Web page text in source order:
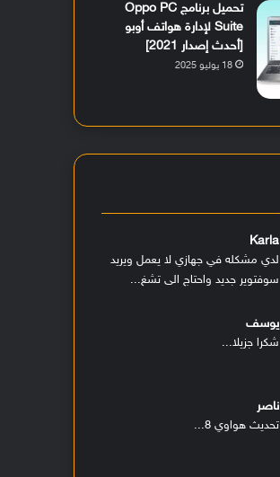
تحميل برنامج Oppo PC
Suite لإدارة هواتف أوبو
[أحدث إصدار 2021]
18 يوليو 2025
Karla
لدي مشكله في جهازي لا يعمل ويريد
سوفتوير جديد واحتاج الى تشغ...
يوسف
شكرا جزيلا...
ناصر
تحديث هواوي 8...